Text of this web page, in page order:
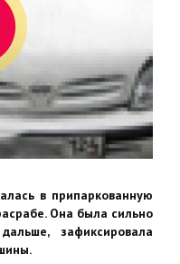
в припаркованную
Она была сильно
зафиксировала